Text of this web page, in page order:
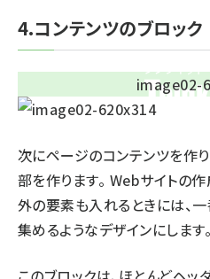
4.コンテンツのブロック
次にページのコンテンツを作
部を作ります。 Webサイトの
外の要素も入れるときには、
集めるようなデザインにします。